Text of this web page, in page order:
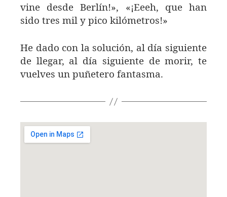
vine desde Berlín!», «¡Eeeh, que han
sido tres mil y pico kilómetros!»
He dado con la solución, al día siguiente
de llegar, al día siguiente de morir, te
vuelves un puñetero fantasma.